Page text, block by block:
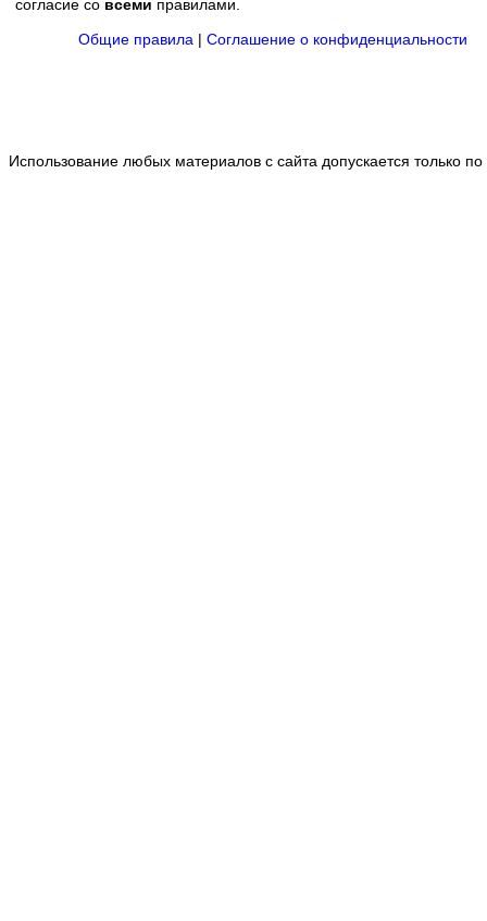
согласие со всеми правилами.
Общие правила | Соглашение о конфиденциальности
Использование любых материалов с сайта допускается только